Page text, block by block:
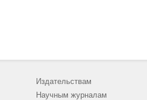
Издательствам
Научным журналам